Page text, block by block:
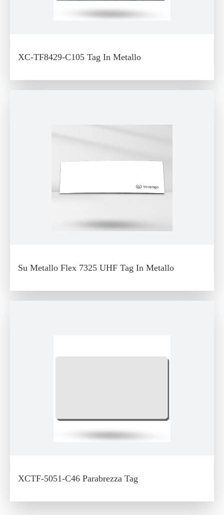
XC-TF8429-C105 Tag In Metallo
Su Metallo Flex 7325 UHF Tag In Metallo
XCTF-5051-C46 Parabrezza Tag